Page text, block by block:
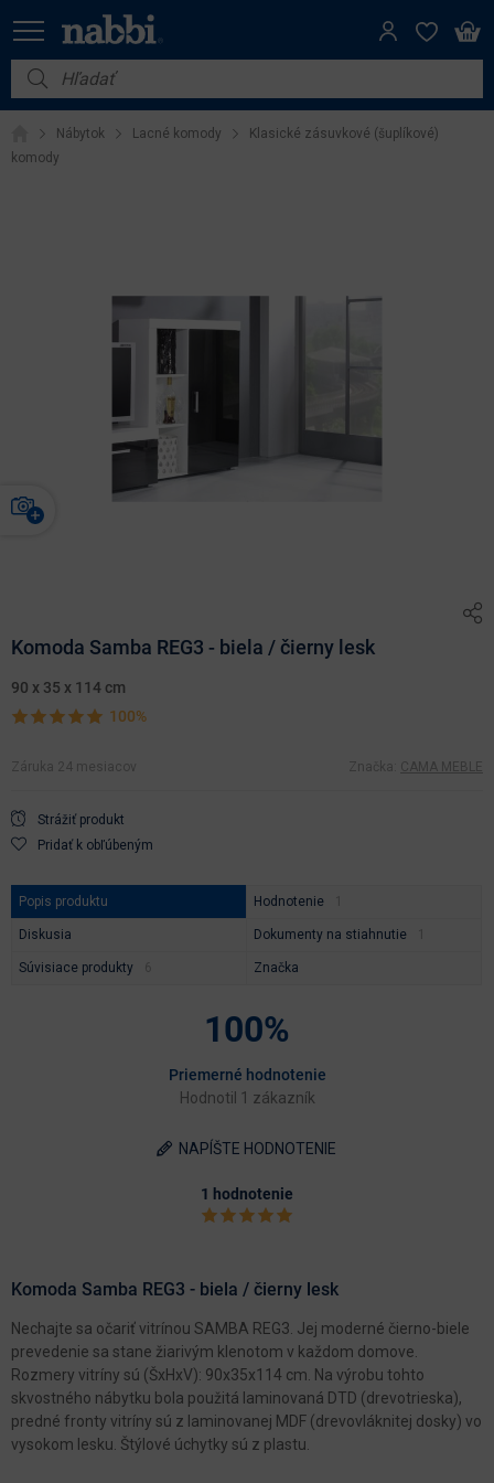
Nábytok
Vybavenie do domácnosti
Výpredaj
Nábytok Lacné komody
Klasické zásuvkové (šuplíkové)
komody
Komoda Samba REG3 - biela / čierny lesk
90 x 35 x 114 cm
100%
Záruka 24 mesiacov Značka: CAMA MEBLE
Strážiť produkt
Pridať k obľúbeným
Popis produktu Hodnotenie
Diskusia Dokumenty na stiahnutie
Súvisiace produkty Značka
100%
Priemerné hodnotenie
Hodnotil 1 zákazník
NAPÍŠTE HODNOTENIE
1 hodnotenie
Komoda Samba REG3 - biela / čierny lesk
Nechajte sa očariť vitrínou SAMBA REG3. Jej moderné čierno-biele
prevedenie sa stane žiarivým klenotom v každom domove.
Rozmery vitríny sú (ŠxHxV): 90x35x114 cm. Na výrobu tohto
skvostného nábytku bola použitá laminovaná DTD (drevotrieska),
predné fronty vitríny sú z laminovanej MDF (drevovláknitej dosky) vo
vysokom lesku. Štýlové úchytky sú z plastu.